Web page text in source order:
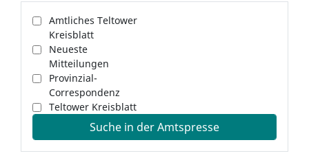
Amtliches Teltower
Kreisblatt
Neueste
Mitteilungen
Provinzial-
Correspondenz
Teltower Kreisblatt
Suche in der Amtspresse